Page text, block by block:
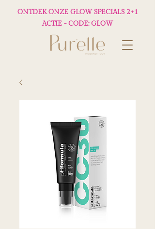
ONTDEK ONZE GLOW SPECIALS 2+1
ACTIE - CODE: GLOW